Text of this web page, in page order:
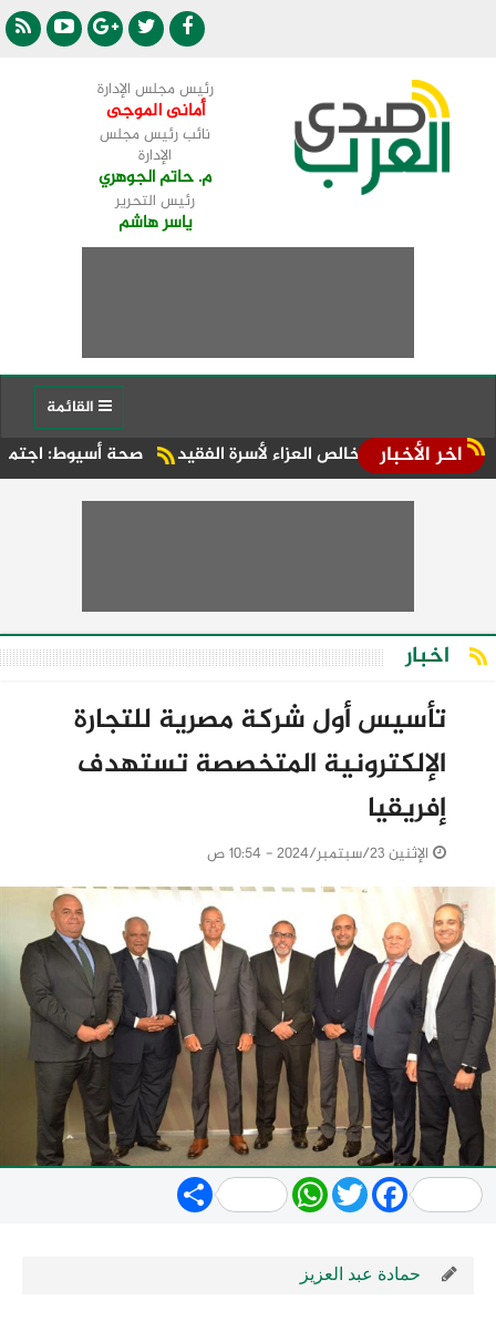
رئيس مجلس الإدارة
أمانى الموجى
نائب رئيس مجلس
الإدارة
م. حاتم الجوهري
رئيس التحرير
ياسر هاشم
اخر الأخبار صحة أسيوط: اجتماع موسع بالإدارة العزاء لأسرة الفقيد
اخبار
تأسيس أول شركة مصرية للتجارة
الإلكترونية المتخصصة تستهدف
إفريقيا
الإثنين 23/سبتمبر/2024 - 10:54 ص
Share WhatsApp
TwitterFacebook
حمادة عبد العزيز